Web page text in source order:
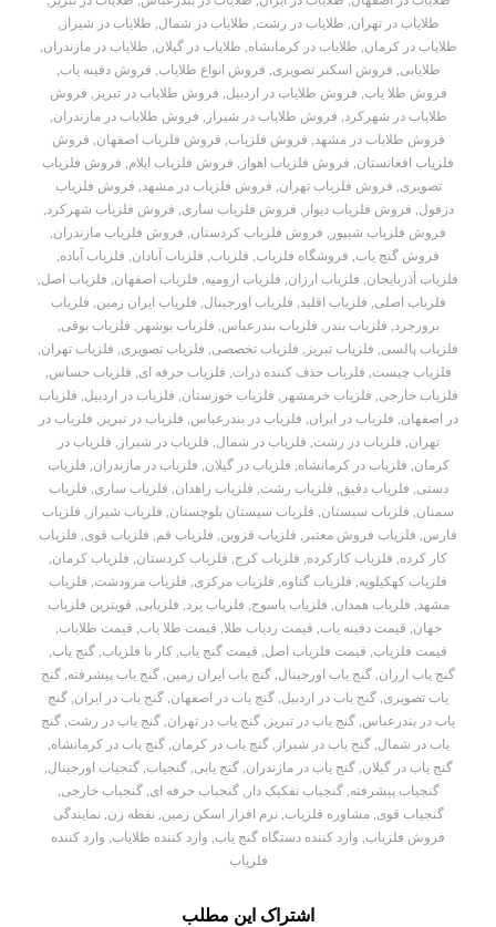
طلایاب در تهران, طلایاب در رشت, طلایاب در شمال, طلایاب در شیراز ,
طلایاب در کرمان, طلایاب در کرمانشاه, طلایاب در گیلان, طلایاب در مازندران,
طلایابی, فروش اسکنر تصویری, فروش انواع طلایاب, فروش دفینه یاب,
فروش طلا یاب, فروش طلایاب در اردبیل, فروش طلایاب در تبریز , فروش
طلایاب در شهرکرد, فروش طلایاب در شیراز , فروش طلایاب در مازندران,
فروش طلایاب در مشهد, فروش فلزیاب, فروش فلزیاب اصفهان, فروش
فلزیاب افغانستان, فروش فلزیاب اهواز , فروش فلزیاب ایلام, فروش فلزیاب
تصویری, فروش فلزیاب تهران, فروش فلزیاب در مشهد, فروش فلزیاب
دزفول, فروش فلزیاب دیوار , فروش فلزیاب ساری, فروش فلزیاب شهرکرد,
فروش فلزیاب شیپور , فروش فلزیاب کردستان, فروش فلزیاب مازندران,
فروش گنج یاب, فروشگاه فلزیاب, فلزیاب, فلزیاب آبادان, فلزیاب آباده,
فلزیاب آذربایجان, فلزیاب ارزان, فلزیاب ارومیه, فلزیاب اصفهان, فلزیاب اصل,
فلزیاب اصلی, فلزیاب اقلید, فلزیاب اورجینال, فلزیاب ایران زمین, فلزیاب
برورجرد, فلزیاب بندر , فلزیاب بندرعباس, فلزیاب بوشهر , فلزیاب بوقی,
فلزیاب پالسی, فلزیاب تبریز , فلزیاب تخصصی, فلزیاب تصویری, فلزیاب تهران,
فلزیاب چیست, فلزیاب حذف کننده ذرات, فلزیاب حرفه ای, فلزیاب حساس,
فلزیاب خارجی, فلزیاب خرمشهر , فلزیاب خوزستان, فلزیاب در اردبیل, فلزیاب
در اصفهان, فلزیاب در ایران, فلزیاب در بندرعباس, فلزیاب در تبریز , فلزیاب در
تهران, فلزیاب در رشت, فلزیاب در شمال, فلزیاب در شیراز , فلزیاب در
کرمان, فلزیاب در کرمانشاه, فلزیاب در گیلان, فلزیاب در مازندران, فلزیاب
دستی, فلزیاب دقیق, فلزیاب رشت, فلزیاب زاهدان, فلزیاب ساری, فلزیاب
سمنان, فلزیاب سیستان, فلزیاب سیستان بلوچستان, فلزیاب شیراز , فلزیاب
فارس, فلزیاب فروش معتبر , فلزیاب قزوین, فلزیاب قم, فلزیاب قوی, فلزیاب
کار کرده, فلزیاب کارکرده, فلزیاب کرج, فلزیاب کردستان, فلزیاب کرمان,
فلزیاب کهکیلویه, فلزیاب گناوه, فلزیاب مرکزی, فلزیاب مرودشت, فلزیاب
مشهد, فلزیاب همدان, فلزیاب یاسوج, فلزیاب یزد, فلزیابی, قویترین فلزیاب
جهان, قیمت دفینه یاب, قیمت ردیاب طلا, قیمت طلا یاب, قیمت طلایاب,
قیمت فلزیاب, قیمت فلزیاب اصل, قیمت گنج یاب, کار با فلزیاب, گنج یاب,
گنج یاب ارزان, گنج یاب اورجینال, گنج یاب ایران زمین, گنج یاب پیشرفته, گنج
یاب تصویری, گنج یاب در اردبیل, گنج یاب در اصفهان, گنج یاب در ایران, گنج
یاب در بندرعباس, گنج یاب در تبریز , گنج یاب در تهران, گنج یاب در رشت, گنج
یاب در شمال,گنج یاب در شیراز ,گنج یاب در کرمان,گنج یاب در کرمانشاه,
گنج یاب در گیلان,گنج یاب در مازندران,گنج یابی,گنجیاب,گنجیاب اورجینال,
گنجیاب پیشرفته,گنجیاب تفکیک دار ,گنجیاب حرفه ای,گنجیاب خارجی,
گنجیاب قوی,مشاوره فلزیاب,نرم افزار اسکن زمین,نقطه زن,نمایندگی
فروش فلزیاب, وارد کننده دستگاه گنج یاب, وارد کننده طلایاب, وارد کننده
فلزیاب
اشتراک این مطلب